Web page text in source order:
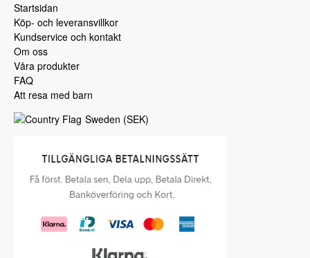
Startsidan
Köp- och leveransvillkor
Kundservice och kontakt
Om oss
Våra produkter
FAQ
Att resa med barn
Sweden (SEK)